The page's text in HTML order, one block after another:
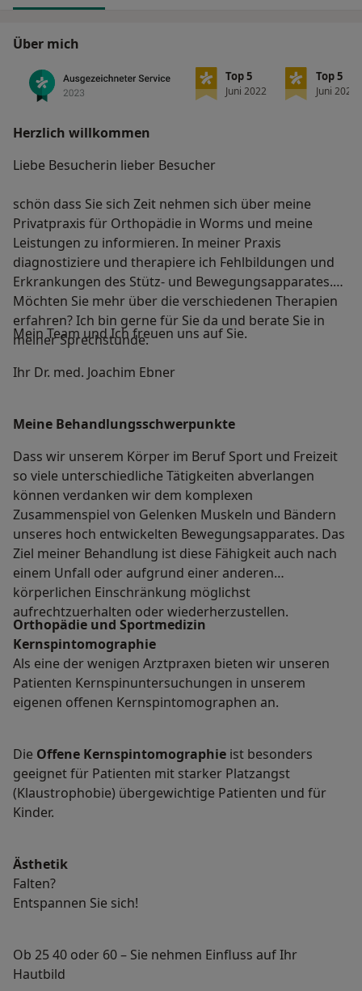
Über mich
Top 5
Juni 2022
Top 5
Juni 2022
Herzlich willkommen
Liebe Besucherin lieber Besucher
schön dass Sie sich Zeit nehmen sich über meine
Privatpraxis für Orthopädie in Worms und meine
Leistungen zu informieren. In meiner Praxis
diagnostiziere und therapiere ich Fehlbildungen und
Erkrankungen des Stütz- und Bewegungsapparates.
Möchten Sie mehr über die verschiedenen Therapien
erfahren? Ich bin gerne für Sie da und berate Sie in
meiner Sprechstunde.
Mein Team und Ich freuen uns auf Sie.
Ihr Dr. med. Joachim Ebner
Meine Behandlungs­schwerpunkte
Dass wir unserem Körper im Beruf Sport und Freizeit
so viele unterschiedliche Tätigkeiten abverlangen
können verdanken wir dem komplexen
Zusammenspiel von Gelenken Muskeln und Bändern
unseres hoch entwickelten Bewegungsapparates. Das
Ziel meiner Behandlung ist diese Fähigkeit auch nach
einem Unfall oder aufgrund einer anderen
körperlichen Einschränkung möglichst
aufrechtzuerhalten oder wiederherzustellen.
Orthopädie und Sportmedizin
Kernspintomographie
Als eine der wenigen Arztpraxen bieten wir unseren
Patienten Kernspinuntersuchungen in unserem
eigenen offenen Kernspintomographen an.
Die Offene Kernspintomographie ist besonders
geeignet für Patienten mit starker Platzangst
(Klaustrophobie) übergewichtige Patienten und für
Kinder.
Ästhetik
Falten?
Entspannen Sie sich!
Ob 25 40 oder 60 – Sie nehmen Einfluss auf Ihr
Hautbild